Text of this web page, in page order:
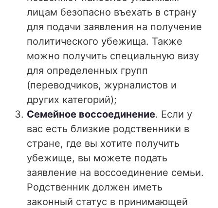
лицам безопасно въехать в страну
для подачи заявления на получение
политического убежища. Также
можно получить специальную визу
для определенных групп
(переводчиков, журналистов и
других категорий);
Семейное воссоединение. Если у
вас есть близкие родственники в
стране, где вы хотите получить
убежище, вы можете подать
заявление на воссоединение семьи.
Родственник должен иметь
законный статус в принимающей